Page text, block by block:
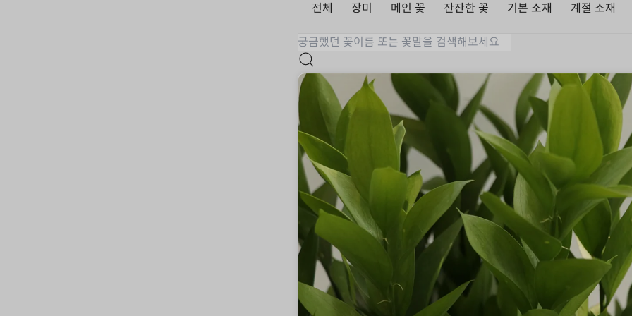
전체 장미 메인 꽃 잔잔한 꽃 기본 소재 계절 소재